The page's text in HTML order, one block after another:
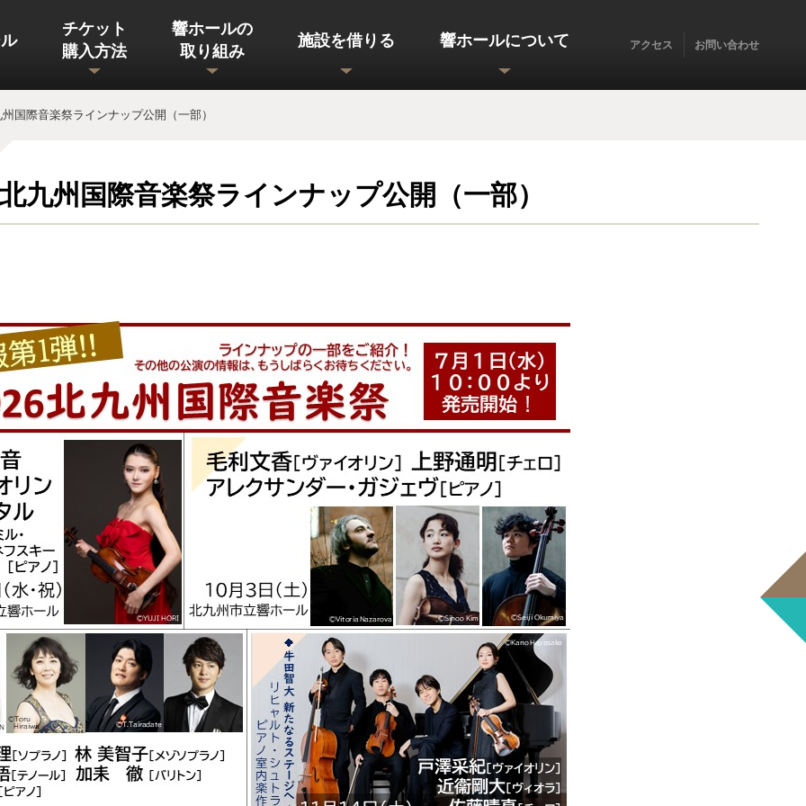
チケット
購入方法
響ホールの
取り組み
施設を借りる 響ホールについて アクセス お問い合わせ
国際音楽祭ラインナップ公開（一部）
九州国際音楽祭ラインナップ公開（一部）